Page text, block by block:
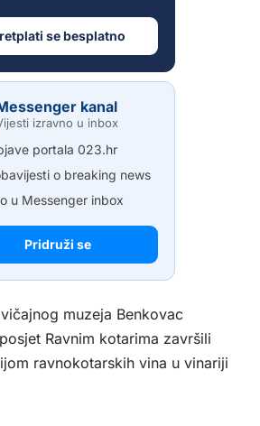
se besplatno
kanal
izravno u inbox
portala 023.hr
o breaking news
u Messenger inbox
Pridruži se
muzeja Benkovac
Ravnim kotarima završili
ravnokotarskih vina u vinariji